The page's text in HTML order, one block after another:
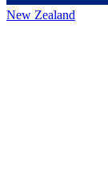
New Zealand